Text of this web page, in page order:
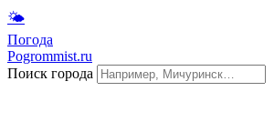
🌤
Погода
Pogrommist.ru
Поиск города